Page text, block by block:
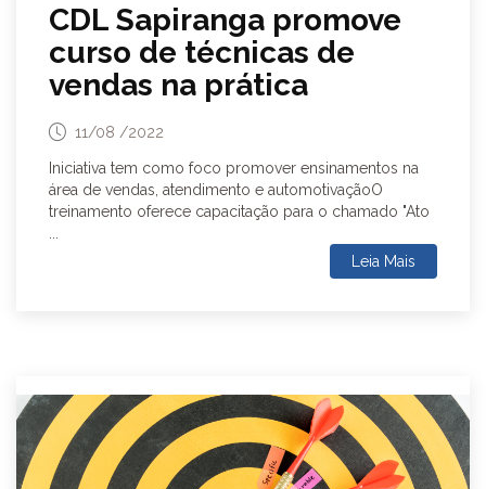
CDL Sapiranga promove
curso de técnicas de
vendas na prática
11/08 /2022
Iniciativa tem como foco promover ensinamentos na
área de vendas, atendimento e automotivaçãoO
treinamento oferece capacitação para o chamado "Ato
Leia Mais